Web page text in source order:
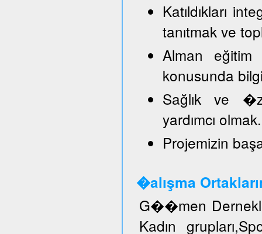
Katıldıkları
tanıtmak ve
Alman
konusunda
Sağlık ve
yardımcı olmak.
Projemizin
�alışma
G��men
Kadın